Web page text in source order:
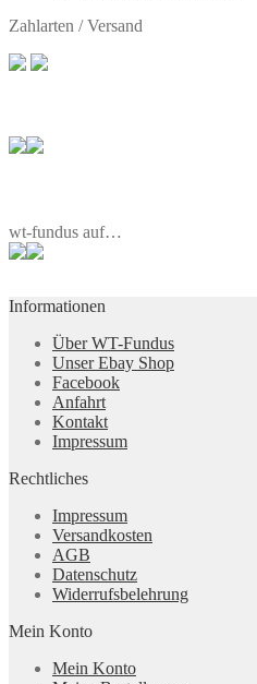
Zahlarten / Versand
wt-fundus auf…
Informationen
Über WT-Fundus
Unser Ebay Shop
Facebook
Anfahrt
Kontakt
Impressum
Rechtliches
Impressum
Versandkosten
AGB
Datenschutz
Widerrufsbelehrung
Mein Konto
Mein Konto